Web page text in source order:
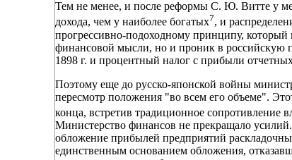
Тем не менее, и после реформы С. Ю. Витте у
дохода, чем у наиболее богатых7, и
прогрессивно-подоходному принципу,
финансовой мысли, но и проник в российскую
1898 г. и процентный налог с прибыли
Поэтому еще до русско-японской войны
пересмотр положения "во всем его объеме".
конца, встретив традиционное сопротивление
Министерство финансов не прекращало
обложение прибылей предприятий
единственным основанием обложения,